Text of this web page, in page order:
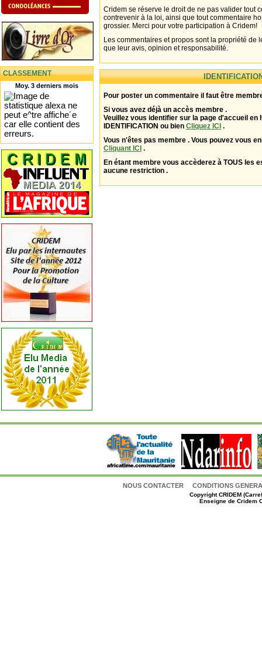
CLASSEMENT
Moy. 3 derniers mois
Cridem se réserve le droit de ne pas valider tout
contrevenir à la loi, ainsi que tout commentaire
grossier. Merci pour votre participation à Cridem!
Les commentaires et propos sont la propriété de
que leur avis, opinion et responsabilité.
Pour poster un commentaire il faut être
Si vous avez déjà un accès membre .
Veuillez vous identifier sur la page d'accueil en
IDENTIFICATION ou bien Cliquez ICI .
Vous n'êtes pas membre . Vous pouvez vous
Cliquant ICI .
En étant membre vous accèderez à TOUS les
aucune restriction .
NOUS CONTACTER CONDITIONS
CopyrightCRIDEM
Enseigne de Cridem